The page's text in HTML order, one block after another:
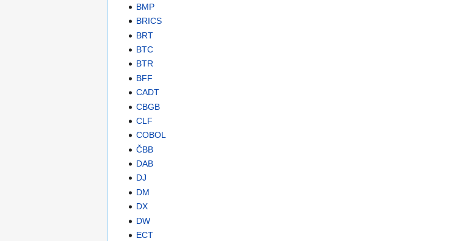
BMP
BRICS
BRT
BTC
BTR
BFF
CADT
CBGB
CLF
COBOL
ČBB
DAB
DJ
DM
DX
DW
ECT